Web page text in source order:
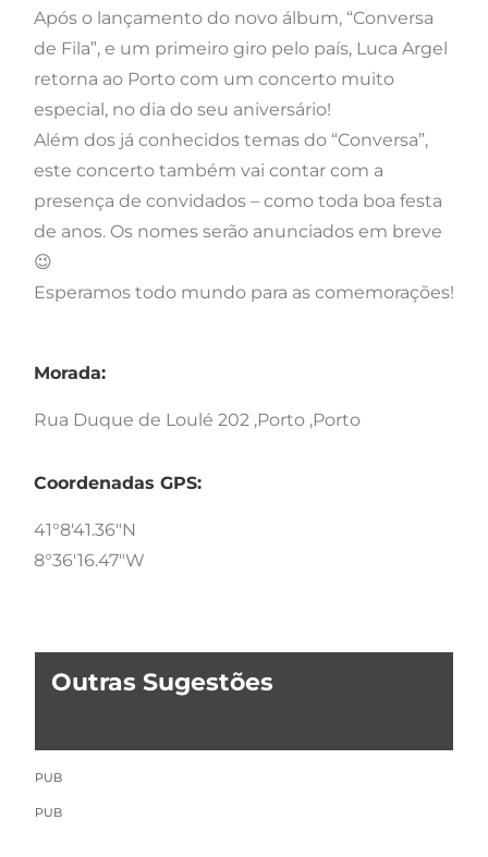
Após o lançamento do novo álbum, “Conversa
de Fila”, e um primeiro giro pelo país, Luca Argel
retorna ao Porto com um concerto muito
especial, no dia do seu aniversário!
Além dos já conhecidos temas do “Conversa”,
este concerto também vai contar com a
presença de convidados – como toda boa festa
de anos. Os nomes serão anunciados em breve
😉
Esperamos todo mundo para as comemorações!
Morada:
Rua Duque de Loulé 202 ,Porto ,Porto
Coordenadas GPS:
41°8'41.36"N
8°36'16.47"W
Outras Sugestões
PUB
PUB